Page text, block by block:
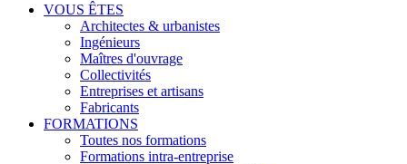
VOUS ÊTES
Architectes & urbanistes
Ingénieurs
Maîtres d'ouvrage
Collectivités
Entreprises et artisans
Fabricants
FORMATIONS
Toutes nos formations
Formations intra-entreprise